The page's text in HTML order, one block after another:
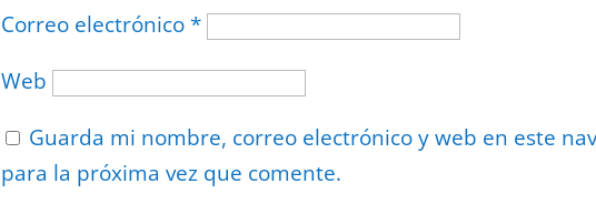
Correo electrónico *
Web
Guarda mi nombre, correo electrónico y web en este
para la próxima vez que comente.